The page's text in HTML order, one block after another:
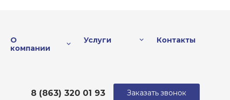
О
компании
Услуги Контакты
8 (863) 320 01 93 Заказать звонок